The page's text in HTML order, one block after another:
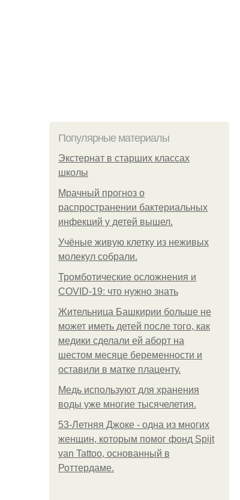
Популярные материалы
Экстернат в старших классах
школы
Мрачный прогноз о
распространении бактериальных
инфекций у детей вышел.
Учёные живую клетку из неживых
молекул собрали.
Тромботические осложнения и
COVID-19: что нужно знать
Жительница Башкирии больше не
может иметь детей после того, как
медики сделали ей аборт на
шестом месяце беременности и
оставили в матке плаценту.
Медь используют для хранения
воды уже многие тысячелетия.
53-Летняя Джоке - одна из многих
женщин, которым помог фонд Spijt
van Tattoo, основанный в
Роттердаме.